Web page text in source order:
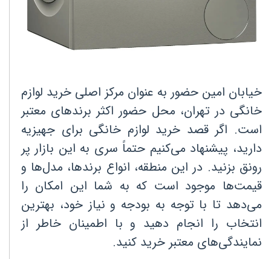
خیابان امین حضور به عنوان مرکز اصلی خرید لوازم
خانگی در تهران، محل حضور اکثر برندهای معتبر
است. اگر قصد خرید لوازم خانگی برای جهیزیه
دارید، پیشنهاد می‌کنیم حتماً سری به این بازار پر
رونق بزنید. در این منطقه، انواع برندها، مدل‌ها و
قیمت‌ها موجود است که به شما این امکان را
می‌دهد تا با توجه به بودجه و نیاز خود، بهترین
انتخاب را انجام دهید و با اطمینان خاطر از
نمایندگی‌های معتبر خرید کنید.